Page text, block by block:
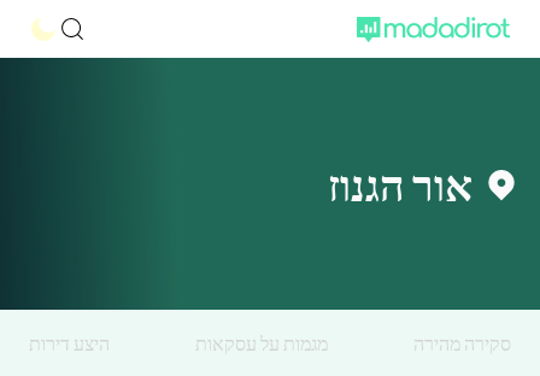
אור הגנוז
סקירה מהירה מגמות על עסקאות היצע דירות